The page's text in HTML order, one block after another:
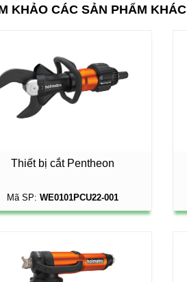
KHẢO CÁC SẢN PHẨM KHÁC
Thiết bị cắt Pentheon
Mã SP: WE0101PCU22-001